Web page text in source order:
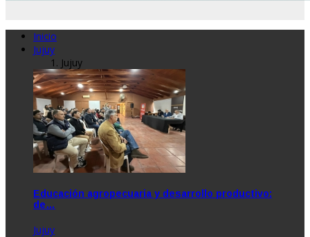
Inicio
Jujuy
Jujuy
Educación agropecuaria y desarrollo productivo:
de…
Jujuy